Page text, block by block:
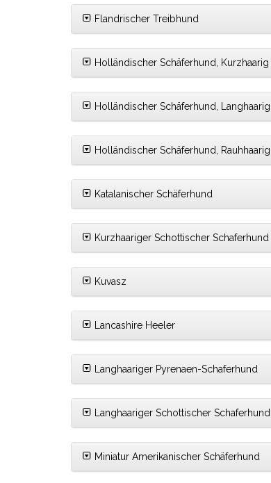
Flandrischer Treibhund
Holländischer Schäferhund, Kurzhaarig
Holländischer Schäferhund, Langhaarig
Holländischer Schäferhund, Rauhhaarig
Katalanischer Schäferhund
Kurzhaariger Schottischer Schaferhund
Kuvasz
Lancashire Heeler
Langhaariger Pyrenaen-Schaferhund
Langhaariger Schottischer Schaferhund
Miniatur Amerikanischer Schäferhund